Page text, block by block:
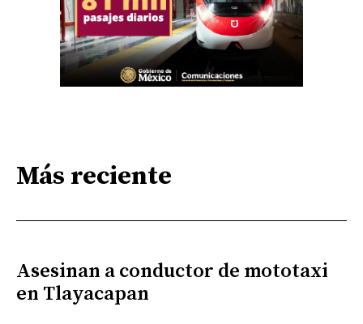
Más reciente
Asesinan a conductor de mototaxi
en Tlayacapan